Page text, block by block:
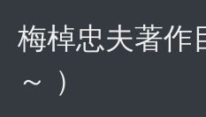
梅棹忠夫著作
～ ）